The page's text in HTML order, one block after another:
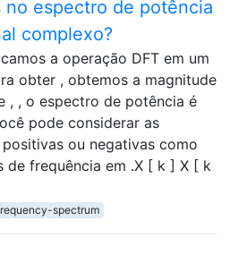
no espectro de potência
complexo?
a operação DFT em um
obter , obtemos a magnitude
, , o espectro de potência é
pode considerar as
ou negativas como
de frequência em .X [ k ] X [ k
spectrum